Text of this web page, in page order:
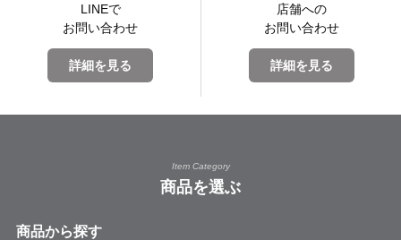
LINEで
お問い合わせ
詳細を見る
店舗への
お問い合わせ
詳細を見る
Item Category
商品を選ぶ
商品から探す